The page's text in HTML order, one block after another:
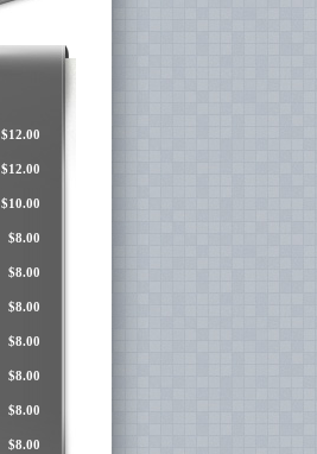
$12.00
$12.00
$10.00
$8.00
$8.00
$8.00
$8.00
$8.00
$8.00
$8.00